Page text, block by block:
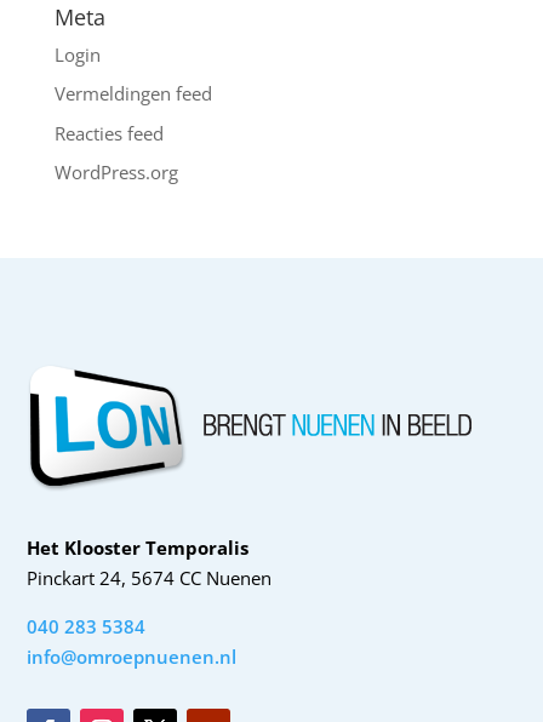
Meta
Login
Vermeldingen feed
Reacties feed
WordPress.org
Het Klooster Temporalis
Pinckart 24, 5674 CC Nuenen
040 283 5384
info@omroepnuenen.nl